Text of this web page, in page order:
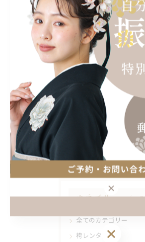
オンライン相談（ZOOM）
毎日ご予約可能です。
DMまたはプロフィールリンクより
ご予約ください。
ーーーーーーーーーー
< 前のページ 一覧に戻る
カテゴリー
全てのカテゴリー
袴レンタル